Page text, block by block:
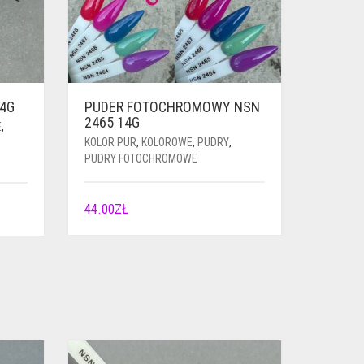
,
PUDER FOTOCHROMOWY NSN
2465 14G
KOLOR PUR, KOLOROWE, PUDRY,
PUDRY FOTOCHROMOWE
44.00ZŁ